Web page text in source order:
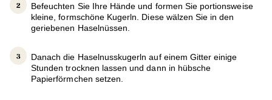
Befeuchten Sie Ihre Hände und formen Sie portionsweise
kleine, formschöne Kugerln. Diese wälzen Sie in den
geriebenen Haselnüssen.
Danach die Haselnusskugerln auf einem Gitter einige
Stunden trocknen lassen und dann in hübsche
Papierförmchen setzen.